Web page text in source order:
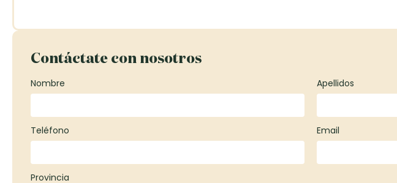
Contáctate con nosotros
Nombre Apellidos
Teléfono Email
Provincia